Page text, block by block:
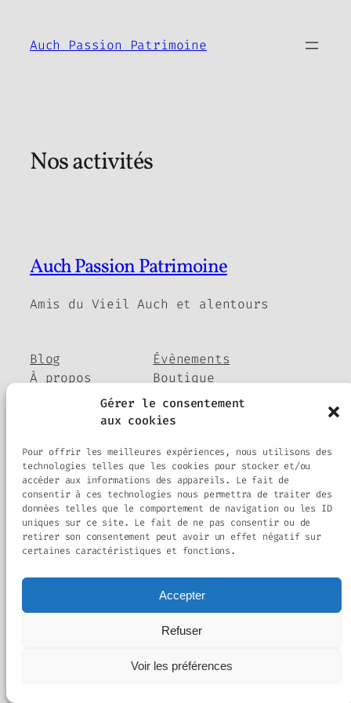
Gérer le consentement
aux cookies
Pour offrir les meilleures expériences, nous utilisons des
technologies telles que les cookies pour stocker et/ou
accéder aux informations des appareils. Le fait de
consentir à ces technologies nous permettra de traiter des
données telles que le comportement de navigation ou les ID
uniques sur ce site. Le fait de ne pas consentir ou de
retirer son consentement peut avoir un effet négatif sur
certaines caractéristiques et fonctions.
Accepter
Refuser
Voir les préférences
contenu
Auch Passion Patrimoine
Nos activités
Auch Passion Patrimoine
Amis du Vieil Auch et alentours
Blog
À propos
Auteurs/autrices
Évènements
Boutique
Compositions
Thèmes
Twenty Twenty-Five Conçu avecWordPress